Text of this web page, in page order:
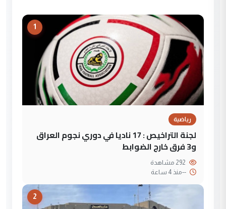
1
رياضية
لجنة التراخيص : 17 ناديا في دوري نجوم العراق
و3 فرق خارج الضوابط
--منذ 4 ساعة
2